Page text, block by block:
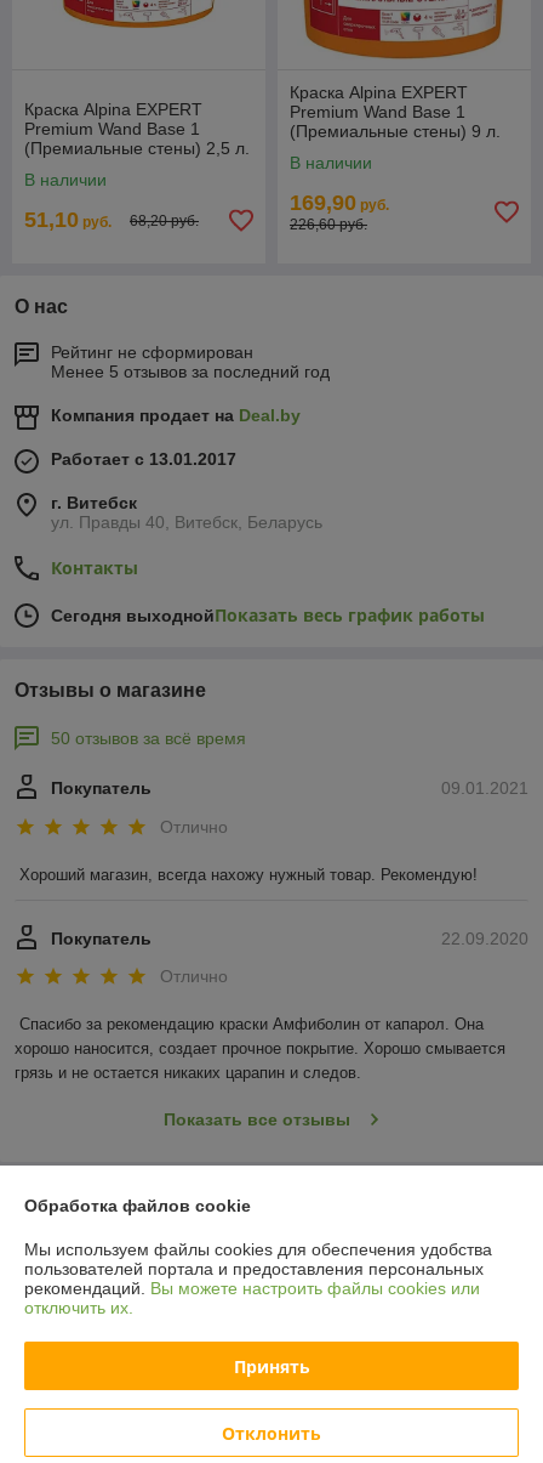
Краска Alpina EXPERT
Premium Wand Base 1
(Премиальные стены) 2,5 л.
В наличии
51,10 руб. 68,20 руб.
Краска Alpina EXPERT
Premium Wand Base 1
(Премиальные стены) 9 л.
В наличии
169,90 руб.
226,60 руб.
О нас
Рейтинг не сформирован
Менее 5 отзывов за последний год
Компания продает на Deal.by
Работает с 13.01.2017
г. Витебск
ул. Правды 40, Витебск, Беларусь
Контакты
Сегодня выходнойПоказать весь график работы
Отзывы о магазине
50 отзывов за всё время
09.01.2021
Покупатель
Отлично
Хороший магазин, всегда нахожу нужный товар. Рекомендую!
22.09.2020
Покупатель
Отлично
Спасибо за рекомендацию краски Амфиболин от капарол. Она
хорошо наносится, создает прочное покрытие. Хорошо смывается
грязь и не остается никаких царапин и следов.
Показать все отзывы
О нас
Контакты
Доставка и оплата
Обработка файлов cookie
Мы используем файлы cookies для обеспечения удобства
пользователей портала и предоставления персональных
рекомендаций. Вы можете настроить файлы cookies или
отключить их.
Принять
Отклонить